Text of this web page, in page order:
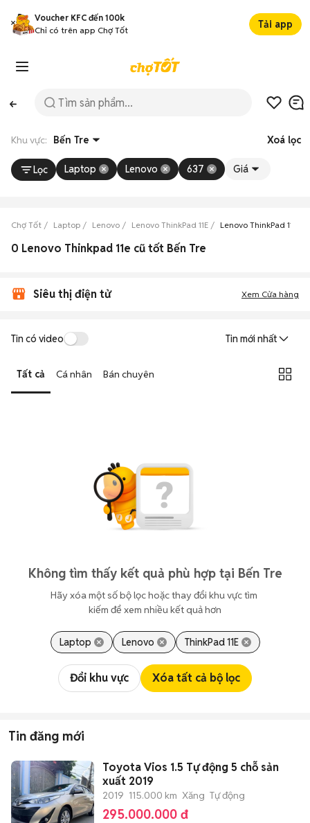
Voucher KFC đến 100k
Chỉ có trên app Chợ Tốt
Tải app
Khu vực: Bến Tre Xoá lọc
Lọc Laptop Lenovo 637 Giá
Chợ Tốt Laptop Lenovo Lenovo ThinkPad 11E Lenovo ThinkPad 11E
0 Lenovo Thinkpad 11e cũ tốt Bến Tre
Siêu thị điện tử Xem Cửa hàng
Tin có video Tin mới nhất
Tất cả Cá nhân Bán chuyên
Không tìm thấy kết quả phù hợp tại Bến Tre
Hãy xóa một số bộ lọc hoặc thay đổi khu vực tìm
kiếm để xem nhiều kết quả hơn
Laptop Lenovo ThinkPad 11E
Đổi khu vực Xóa tất cả bộ lọc
Tin đăng mới
Toyota Vios 1.5 Tự động 5 chỗ sản
xuất 2019
2019 115.000 km Xăng Tự động
295.000.000 đ